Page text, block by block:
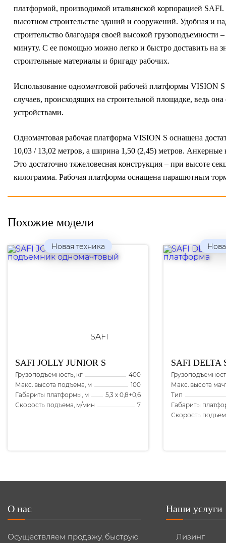
платформой, производимой итальянской корпорацией
высотном строительстве зданий и сооружений. Удобная и
строительство благодаря своей высокой
минуту. С ее помощью можно легко и быстро доставить на
строительные материалы и бригаду рабочих.
Использование одномачтовой рабочей платформы VISION S
случаев, происходящих на строительной площадке, ведь
устройствами.
Одномачтовая рабочая платформа VISION S оснащена
10,03 / 13,02 метров, а ширина 1,50 (2,45) метров. Анкерные
Это достаточно тяжеловесная конструкция – при высоте
килограмма. Рабочая платформа оснащена парашютным
Похожие модели
Новая техника
SAFI JOLLY JUNIOR S
Грузоподъемность, кг
400
Макс. высота подъема, м
100
Габариты платформы, м
5,3 х 0,8+0,6
Скорость подъема, м/мин
7
SAFI DELTA
Макс. высота
Тип
Габариты
Скорость
О нас
Осуществляем продажу, быструю
Наши услуги
Лизинг